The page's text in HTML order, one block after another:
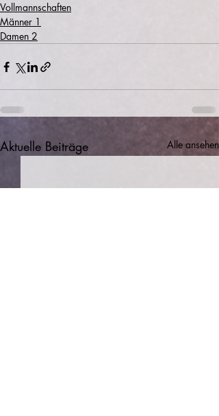
Vollmannschaften
Männer 1
Damen 2
Aktuelle Beiträge Alle ansehen